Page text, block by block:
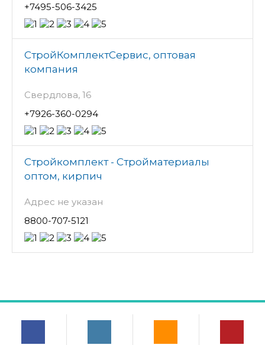
+7495-506-3425
СтройКомплектСервис, оптовая
компания
Свердлова, 16
+7926-360-0294
Стройкомплект - Стройматериалы
оптом, кирпич
Адрес не указан
8800-707-5121